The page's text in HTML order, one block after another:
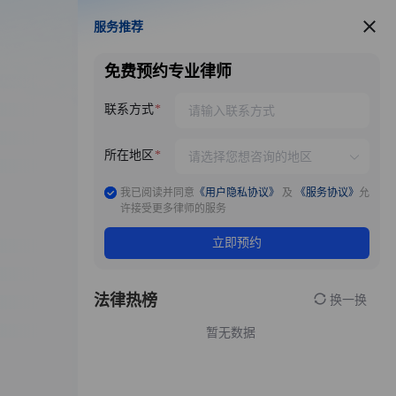
服务推荐
服务推荐
免费预约专业律师
联系方式
所在地区
我已阅读并同意 《用户隐私协议》 及 《服务协议》 允
许接受更多律师的服务
立即预约
法律热榜 换一换
暂无数据